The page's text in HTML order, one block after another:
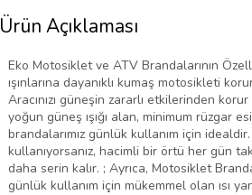
Ürün Açıklaması
Eko Motosiklet ve ATV Brandalarının
ışınlarına dayanıklı kumaş motosikleti
Aracınızı güneşin zararlı etkilerinden
yoğun güneş ışığı alan, minimum rüzgar
brandalarımız günlük kullanım için
kullanıyorsanız, hacimli bir örtü her gün
daha serin kalır. ; Ayrıca, Motosiklet
günlük kullanım için mükemmel olan ısı